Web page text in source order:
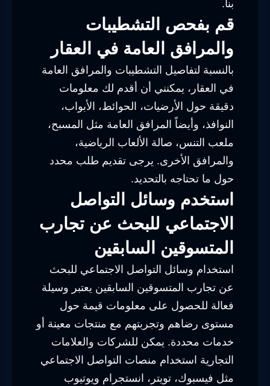
بنا.
قم بفحص التشطيبات
والمرافق العامة في العقار
بالنسبة لتفاصيل التشطيبات والمرافق العامة
في العقار، يمكنني أن أقدم لك معلومات
دقيقة حول الأرضيات، الحوائط، الأبواب،
النوافذ، وأيضاً المرافق العامة مثل المسبح،
ملعب التنس، صالة الألعاب الرياضية،
والمرافق الأخرى. يرجى تقديم طلب محدد
حول ما تحتاجه بالتحديد.
استخدم وسائل التواصل
الاجتماعي للبحث عن تجارب
المتسوقين السابقين
استخدام وسائل التواصل الاجتماعي للبحث
عن تجارب المتسوقين السابقين يعتبر وسيلة
فعالة للحصول على معلومات قيمة حول
مستوى رضاهم وتجربتهم مع منتجات معينة أو
خدمات محددة. يمكن للشركات والعلامات
التجارية استخدام منصات التواصل الاجتماعي
مثل فيسبوك، تويتر، انستجرام ويوتيوب